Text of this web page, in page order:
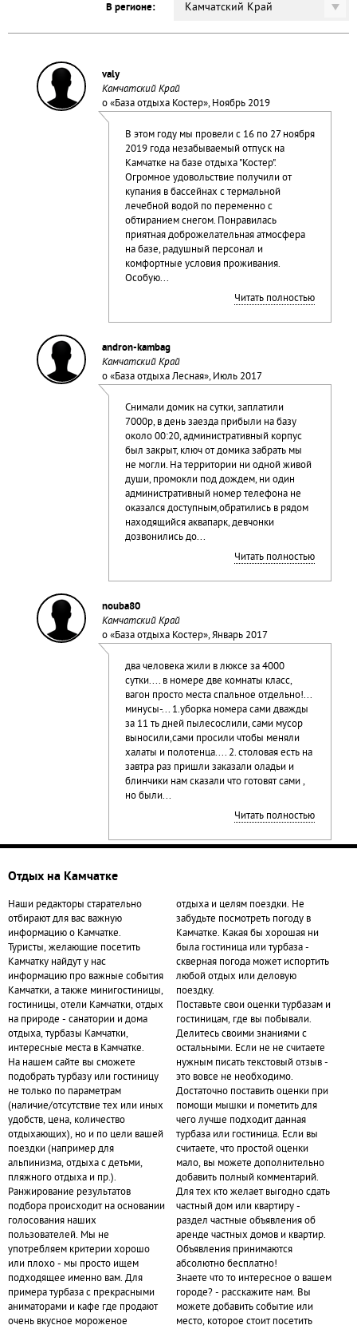
В регионе: Камчатский Край
valy
Камчатский Край
о «База отдыха Костер», Ноябрь 2019
В этом году мы провели с 16 по 27 ноября
2019 года незабываемый отпуск на
Камчатке на базе отдыха "Костер".
Огромное удовольствие получили от
купания в бассейнах с термальной
лечебной водой по переменно с
обтиранием снегом. Понравилась
приятная доброжелательная атмосфера
на базе, радушный персонал и
комфортные условия проживания.
Особую...
Читать полностью
andron-kambag
Камчатский Край
о «База отдыха Лесная», Июль 2017
Снимали домик на сутки, заплатили
7000р, в день заезда прибыли на базу
около 00:20, административный корпус
был закрыт, ключ от домика забрать мы
не могли. На территории ни одной живой
души, промокли под дождем, ни один
административный номер телефона не
оказался доступным,обратились в рядом
находящийся аквапарк, девчонки
дозвонились до...
Читать полностью
nouba80
Камчатский Край
о «База отдыха Костер», Январь 2017
два человека жили в люксе за 4000
сутки.... в номере две комнаты класс,
вагон просто места спальное отдельно!...
минусы-... 1.уборка номера сами дважды
за 11 ть дней пылесослили, сами мусор
выносили,сами просили чтобы меняли
халаты и полотенца.... 2. столовая есть на
завтра раз пришли заказали оладьи и
блинчики нам сказали что готовят сами ,
но были...
Читать полностью
Отдых на Камчатке
Наши редакторы старательно
отбирают для вас важную
информацию о Камчатке.
Туристы, желающие посетить
Камчатку найдут у нас
информацию про важные события
Камчатки, а также минигостиницы,
гостиницы, отели Камчатки, отдых
на природе - санатории и дома
отдыха, турбазы Камчатки,
интересные места в Камчатке.
На нашем сайте вы сможете
подобрать турбазу или гостиницу
не только по параметрам
(наличие/отсутствие тех или иных
удобств, цена, количество
отдыхающих), но и по цели вашей
поездки (например для
альпинизма, отдыха с детьми,
пляжного отдыха и пр.).
Ранжирование результатов
подбора происходит на основании
голосования наших
пользователей. Мы не
употребляем критерии хорошо
или плохо - мы просто ищем
подходящее именно вам. Для
примера турбаза с прекрасными
аниматорами и кафе где продают
очень вкусное мороженое
отдыха и целям поездки. Не
забудьте посмотреть погоду в
Камчатке. Какая бы хорошая ни
была гостиница или турбаза -
скверная погода может испортить
любой отдых или деловую
поездку.
Поставьте свои оценки турбазам и
гостиницам, где вы побывали.
Делитесь своими знаниями с
остальными. Если не не считаете
нужным писать текстовый отзыв -
это вовсе не необходимо.
Достаточно поставить оценки при
помощи мышки и пометить для
чего лучше подходит данная
турбаза или гостиница. Если вы
считаете, что простой оценки
мало, вы можете дополнительно
добавить полный комментарий.
Для тех кто желает выгодно сдать
частный дом или квартиру -
раздел частные объявления об
аренде частных домов и квартир.
Объявления принимаются
абсолютно бесплатно!
Знаете что то интересное о вашем
городе? - расскажите нам. Вы
можете добавить событие или
место, которое стоит посетить